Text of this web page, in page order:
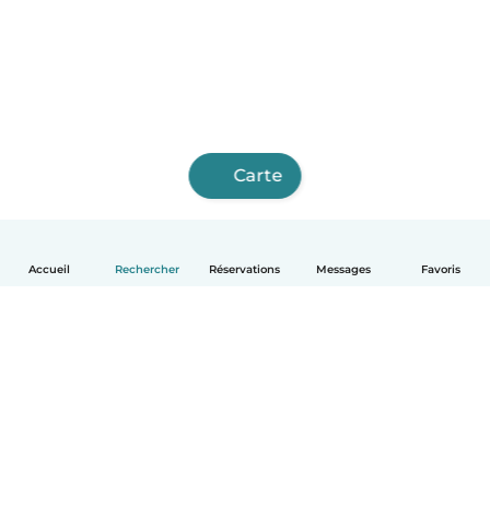
Accueil Rechercher Réservations Messages Favoris
Carte